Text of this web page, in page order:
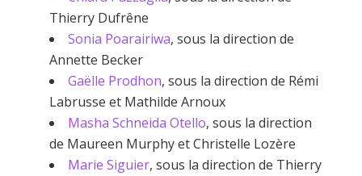
Thierry Dufrêne
Sonia Poarairiwa, sous la direction de
Annette Becker
Gaëlle Prodhon, sous la direction de Rémi
Labrusse et Mathilde Arnoux
Masha Schneida Otello, sous la direction
de Maureen Murphy et Christelle Lozère
Marie Siguier, sous la direction de Thierry